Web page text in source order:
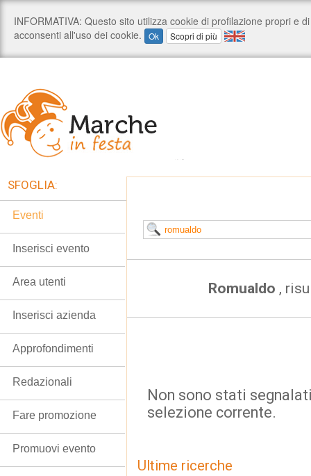
Romualdo ,
Non sono stati
selezione corrente.
Ultime ricerche
SFOGLIA:
Eventi
Inserisci evento
Area utenti
Inserisci azienda
Approfondimenti
Redazionali
Fare promozione
Promuovi evento